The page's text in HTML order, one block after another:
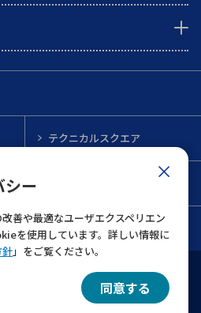
シー
善や最適なユーザエクスペリエン
を使用しています。詳しい情報に
」をご覧ください。
同意する
テクニカルスクエア
個人情報保護について
All Rights Reserved.